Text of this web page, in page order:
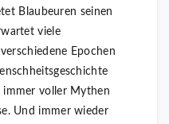
Blaubeuren seinen
viele
Epochen
immer voller Mythen
Und immer wieder